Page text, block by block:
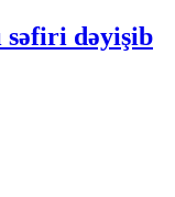
səfiri dəyişib